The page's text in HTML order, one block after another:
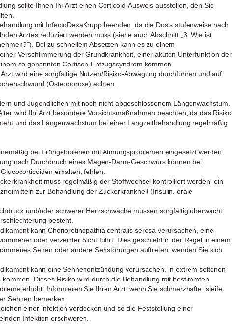
sollte Ihnen Ihr Arzt einen Corticoid-Ausweis ausstellen, den Sie
mit InfectoDexaKrupp beenden, da die Dosis stufenweise nach
Arztes reduziert werden muss (siehe auch Abschnitt „3. Wie ist
Bei zu schnellem Absetzen kann es zu einem
Verschlimmerung der Grundkrankheit, einer akuten Unterfunktion der
so genannten Cortison-Entzugssyndrom kommen.
wird eine sorgfältige Nutzen/Risiko-Abwägung durchführen und auf
(Osteoporose) achten.
und Jugendlichen mit noch nicht abgeschlossenem Längenwachstum.
wird Ihr Arzt besondere Vorsichtsmaßnahmen beachten, da das Risiko
und das Längenwachstum bei einer Langzeitbehandlung regelmäßig
bei Frühgeborenen mit Atmungsproblemen eingesetzt werden.
nach Durchbruch eines Magen-Darm-Geschwürs können bei
erhalten, fehlen.
muss regelmäßig der Stoffwechsel kontrolliert werden; ein
zur Behandlung der Zuckerkrankheit (Insulin, orale
und/oder schwerer Herzschwäche müssen sorgfältig überwacht
besteht.
kann Chorioretinopathia centralis serosa verursachen, eine
oder verzerrter Sicht führt. Dies geschieht in der Regel in einem
Sehen oder andere Sehstörungen auftreten, wenden Sie sich
kann eine Sehnenentzündung verursachen. In extrem seltenen
Dieses Risiko wird durch die Behandlung mit bestimmten
erhöht. Informieren Sie Ihren Arzt, wenn Sie schmerzhafte, steife
Sehnen bemerken.
einer Infektion verdecken und so die Feststellung einer
Infektion erschweren.